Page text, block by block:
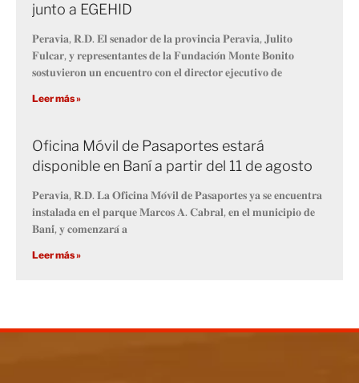
junto a EGEHID
𝐏𝐞𝐫𝐚𝐯𝐢𝐚, 𝐑.𝐃. 𝐄𝐥 𝐬𝐞𝐧𝐚𝐝𝐨𝐫 𝐝𝐞 𝐥𝐚 𝐩𝐫𝐨𝐯𝐢𝐧𝐜𝐢𝐚 𝐏𝐞𝐫𝐚𝐯𝐢𝐚, 𝐉𝐮𝐥𝐢𝐭𝐨
𝐅𝐮𝐥𝐜𝐚𝐫, 𝐲 𝐫𝐞𝐩𝐫𝐞𝐬𝐞𝐧𝐭𝐚𝐧𝐭𝐞𝐬 𝐝𝐞 𝐥𝐚 𝐅𝐮𝐧𝐝𝐚𝐜𝐢𝐨́𝐧 𝐌𝐨𝐧𝐭𝐞 𝐁𝐨𝐧𝐢𝐭𝐨
𝐬𝐨𝐬𝐭𝐮𝐯𝐢𝐞𝐫𝐨𝐧 𝐮𝐧 𝐞𝐧𝐜𝐮𝐞𝐧𝐭𝐫𝐨 𝐜𝐨𝐧 𝐞𝐥 𝐝𝐢𝐫𝐞𝐜𝐭𝐨𝐫 𝐞𝐣𝐞𝐜𝐮𝐭𝐢𝐯𝐨 𝐝𝐞
Leer más »
Oficina Móvil de Pasaportes estará
disponible en Baní a partir del 11 de agosto
𝐏𝐞𝐫𝐚𝐯𝐢𝐚, 𝐑.𝐃. 𝐋𝐚 𝐎𝐟𝐢𝐜𝐢𝐧𝐚 𝐌𝐨́𝐯𝐢𝐥 𝐝𝐞 𝐏𝐚𝐬𝐚𝐩𝐨𝐫𝐭𝐞𝐬 𝐲𝐚 𝐬𝐞 𝐞𝐧𝐜𝐮𝐞𝐧𝐭𝐫𝐚
𝐢𝐧𝐬𝐭𝐚𝐥𝐚𝐝𝐚 𝐞𝐧 𝐞𝐥 𝐩𝐚𝐫𝐪𝐮𝐞 𝐌𝐚𝐫𝐜𝐨𝐬 𝐀. 𝐂𝐚𝐛𝐫𝐚𝐥, 𝐞𝐧 𝐞𝐥 𝐦𝐮𝐧𝐢𝐜𝐢𝐩𝐢𝐨 𝐝𝐞
𝐁𝐚𝐧𝐢́, 𝐲 𝐜𝐨𝐦𝐞𝐧𝐳𝐚𝐫𝐚́ 𝐚
Leer más »